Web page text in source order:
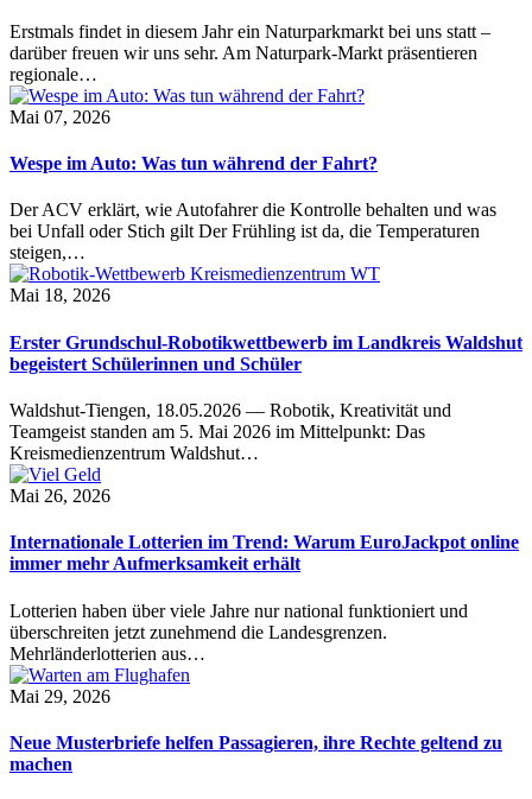
Erstmals findet in diesem Jahr ein Naturparkmarkt bei uns statt –
darüber freuen wir uns sehr. Am Naturpark-Markt präsentieren
regionale…
Mai 07, 2026
Wespe im Auto: Was tun während der Fahrt?
Der ACV erklärt, wie Autofahrer die Kontrolle behalten und was
bei Unfall oder Stich gilt Der Frühling ist da, die Temperaturen
steigen,…
Mai 18, 2026
Erster Grundschul-Robotikwettbewerb im Landkreis Waldshut
begeistert Schülerinnen und Schüler
Waldshut-Tiengen, 18.05.2026 — Robotik, Kreativität und
Teamgeist standen am 5. Mai 2026 im Mittelpunkt: Das
Kreismedienzentrum Waldshut…
Mai 26, 2026
Internationale Lotterien im Trend: Warum EuroJackpot online
immer mehr Aufmerksamkeit erhält
Lotterien haben über viele Jahre nur national funktioniert und
überschreiten jetzt zunehmend die Landesgrenzen.
Mehrländerlotterien aus…
Mai 29, 2026
Neue Musterbriefe helfen Passagieren, ihre Rechte geltend zu
machen